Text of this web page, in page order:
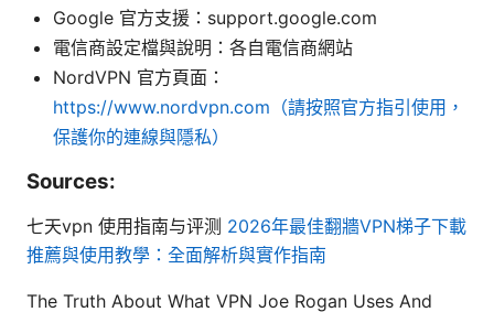
Google 官方支援：support.google.com
電信商設定檔與說明：各自電信商網站
NordVPN 官方頁面：
https://www.nordvpn.com（請按照官方指引使用，
保護你的連線與隱私）
Sources:
七天vpn 使用指南与评测 2026年最佳翻牆VPN梯子下載
推薦與使用教學：全面解析與實作指南
The Truth About What VPN Joe Rogan Uses And